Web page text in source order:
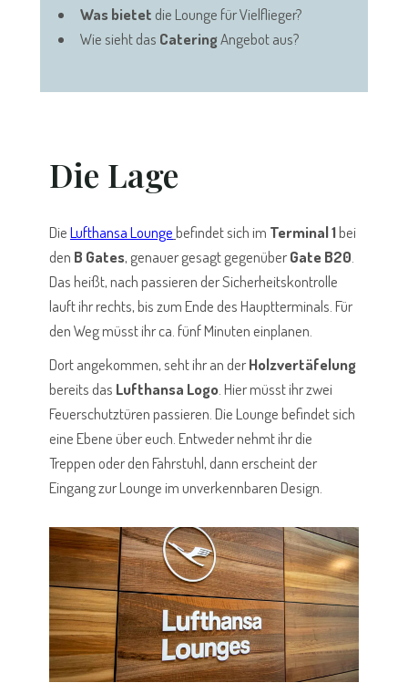
Was bietet die Lounge für Vielflieger?
Wie sieht das CateringAngebot aus?
Die Lage
DieLufthansa Loungebefindet sich im Terminal 1bei
den B Gates, genauer gesagt gegenüberGateB20.
Das heißt, nach passieren der Sicherheitskontrolle
lauft ihr rechts, bis zum Ende des Hauptterminals. Für
den Weg müsst ihr ca. fünf Minuten einplanen.
Dort angekommen, seht ihr an derHolzvertäfelung
bereits das Lufthansa Logo. Hier müsst ihr zwei
Feuerschutztüren passieren. Die Lounge befindet sich
eine Ebene über euch. Entweder nehmt ihr die
Treppen oder den Fahrstuhl, dann erscheint der
Eingang zur Lounge im unverkennbaren Design.